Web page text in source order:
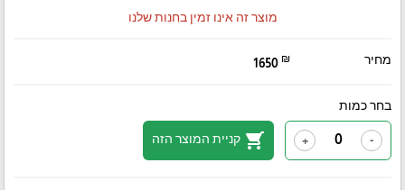
מוצר זה אינו זמין בחנות שלנו
מחיר 1650 ₪
בחר כמות
-
+
shopping_cart קניית המוצר הזה